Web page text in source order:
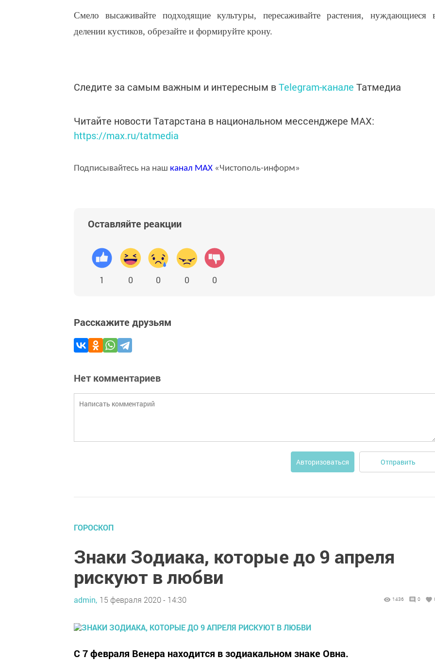
Смело высаживайте подходящие культуры, пересаживайте растения, нуждающиеся
делении кустиков, обрезайте и формируйте крону.
Следите за самым важным и интересным вTelegram-канале Татмедиа
Читайте новости Татарстана в национальном мессенджере MАХ:
https://max.ru/tatmedia
Подписывайтесь на наш канал MAX «Чистополь-информ»
Оставляйте реакции
1 0 0 0 0
Расскажите друзьям
Нет комментариев
Авторизоваться Отправить
ГОРОСКОП
Знаки Зодиака, которые до 9 апреля
рискуют в любви
admin, 15 февраля 2020 - 14:30 1436 0
С 7 февраля Венера находится в зодиакальном знаке Овна.